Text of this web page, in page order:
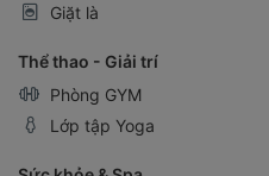
Giặt là
Thể thao - Giải trí
Phòng GYM
Lớp tập Yoga